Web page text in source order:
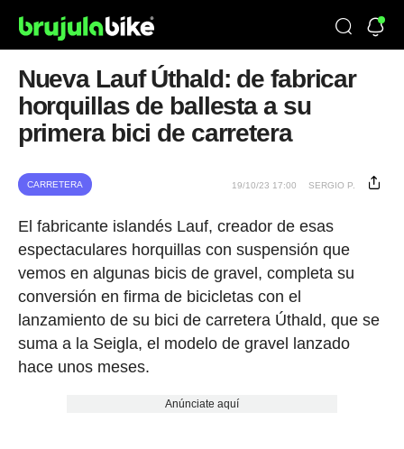
Nueva Lauf Úthald: de fabricar
horquillas de ballesta a su
primera bici de carretera
CARRETERA 19/10/23 17:00 SERGIO P.
El fabricante islandés Lauf, creador de esas
espectaculares horquillas con suspensión que
vemos en algunas bicis de gravel, completa su
conversión en firma de bicicletas con el
lanzamiento de su bici de carretera Úthald, que se
suma a la Seigla, el modelo de gravel lanzado
hace unos meses.
Anúnciate aquí